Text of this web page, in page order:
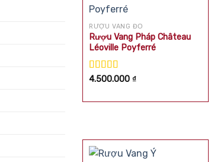
RƯỢU VANG ĐỎ
Rượu Vang Pháp Château
Léoville Poyferré
Được xếp
4.500.000₫